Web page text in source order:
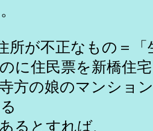
が不正なもの＝「
に住民票を新橋住
方の娘のマンショ
るとすれば、